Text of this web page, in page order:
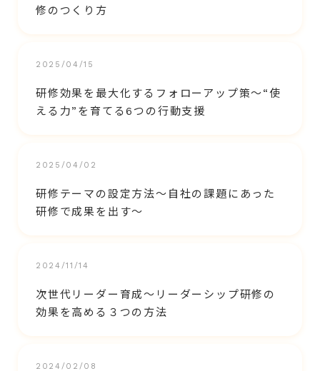
修のつくり方
2025/04/15
研修効果を最大化するフォローアップ策～“使
える力”を育てる6つの行動支援
2025/04/02
研修テーマの設定方法～自社の課題にあった
研修で成果を出す～
2024/11/14
次世代リーダー育成～リーダーシップ研修の
効果を高める３つの方法
2024/02/08